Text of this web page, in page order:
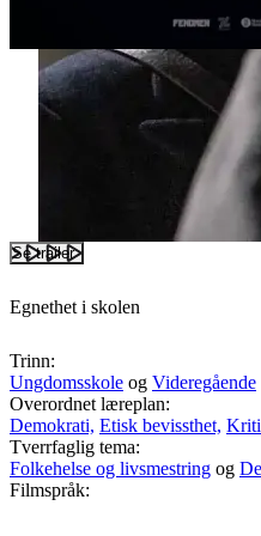
Se trailer
Egnethet i skolen
Trinn:
Ungdomsskole og Videregående
Overordnet læreplan:
Demokrati, Etisk bevissthet,
Tverrfaglig tema:
Folkehelse og livsmestring og
Filmspråk: